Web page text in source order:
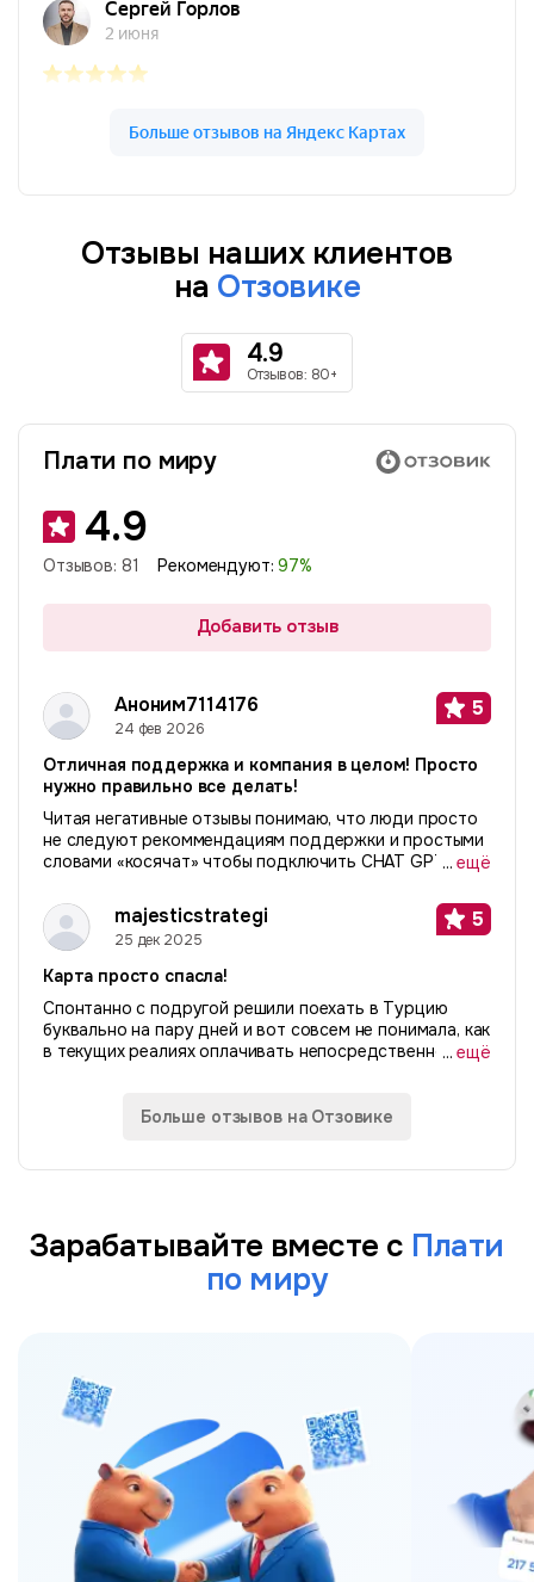
Отзывы наших клиентов
на Отзовике
4.9
Отзывов: 80+
Плати по миру
4.9
Отзывов: 81 Рекомендуют:97%
Добавить отзыв
Аноним7114176
24 фев 2026
5
Отличная поддержка и компания в целом! Просто
нужно правильно все делать!
Читая негативные отзывы понимаю, что люди просто
не следуют рекоммендациям поддержки и простыми
словами «косячат» чтобы подключить CHAT GPT или
«счастье». Расскажу свою историю. Я живу за
рубежом...
...ещё
majesticstrategi
25 дек 2025
5
Карта просто спасла!
Спонтанно с подругой решили поехать в Турцию
буквально на пару дней и вот совсем не понимала, как
в текущих реалиях оплачивать непосредственно там.
...ещё
Больше отзывов на Отзовике
Зарабатывайте вместе с Плати
по миру